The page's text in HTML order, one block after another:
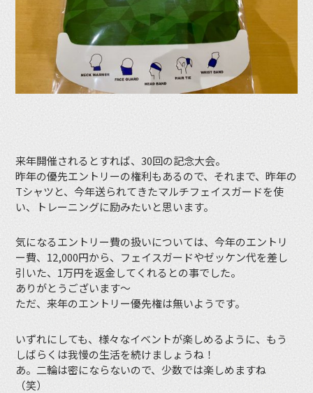
来年開催されるとすれば、30回の記念大会。
昨年の優先エントリーの権利もあるので、それまで、昨年の
Tシャツと、今年送られてきたマルチフェイスガードを使
い、トレーニングに励みたいと思います。
気になるエントリー費の扱いについては、今年のエントリ
ー費、12,000円から、フェイスガードやゼッケン代を差し
引いた、1万円を返金してくれるとの事でした。
ありがとうございます〜
ただ、来年のエントリー優先権は無いようです。
いずれにしても、様々なイベントが楽しめるように、もう
しばらくは我慢の生活を続けましょうね！
あ。二輪は密にならないので、少数では楽しめますね
（笑）